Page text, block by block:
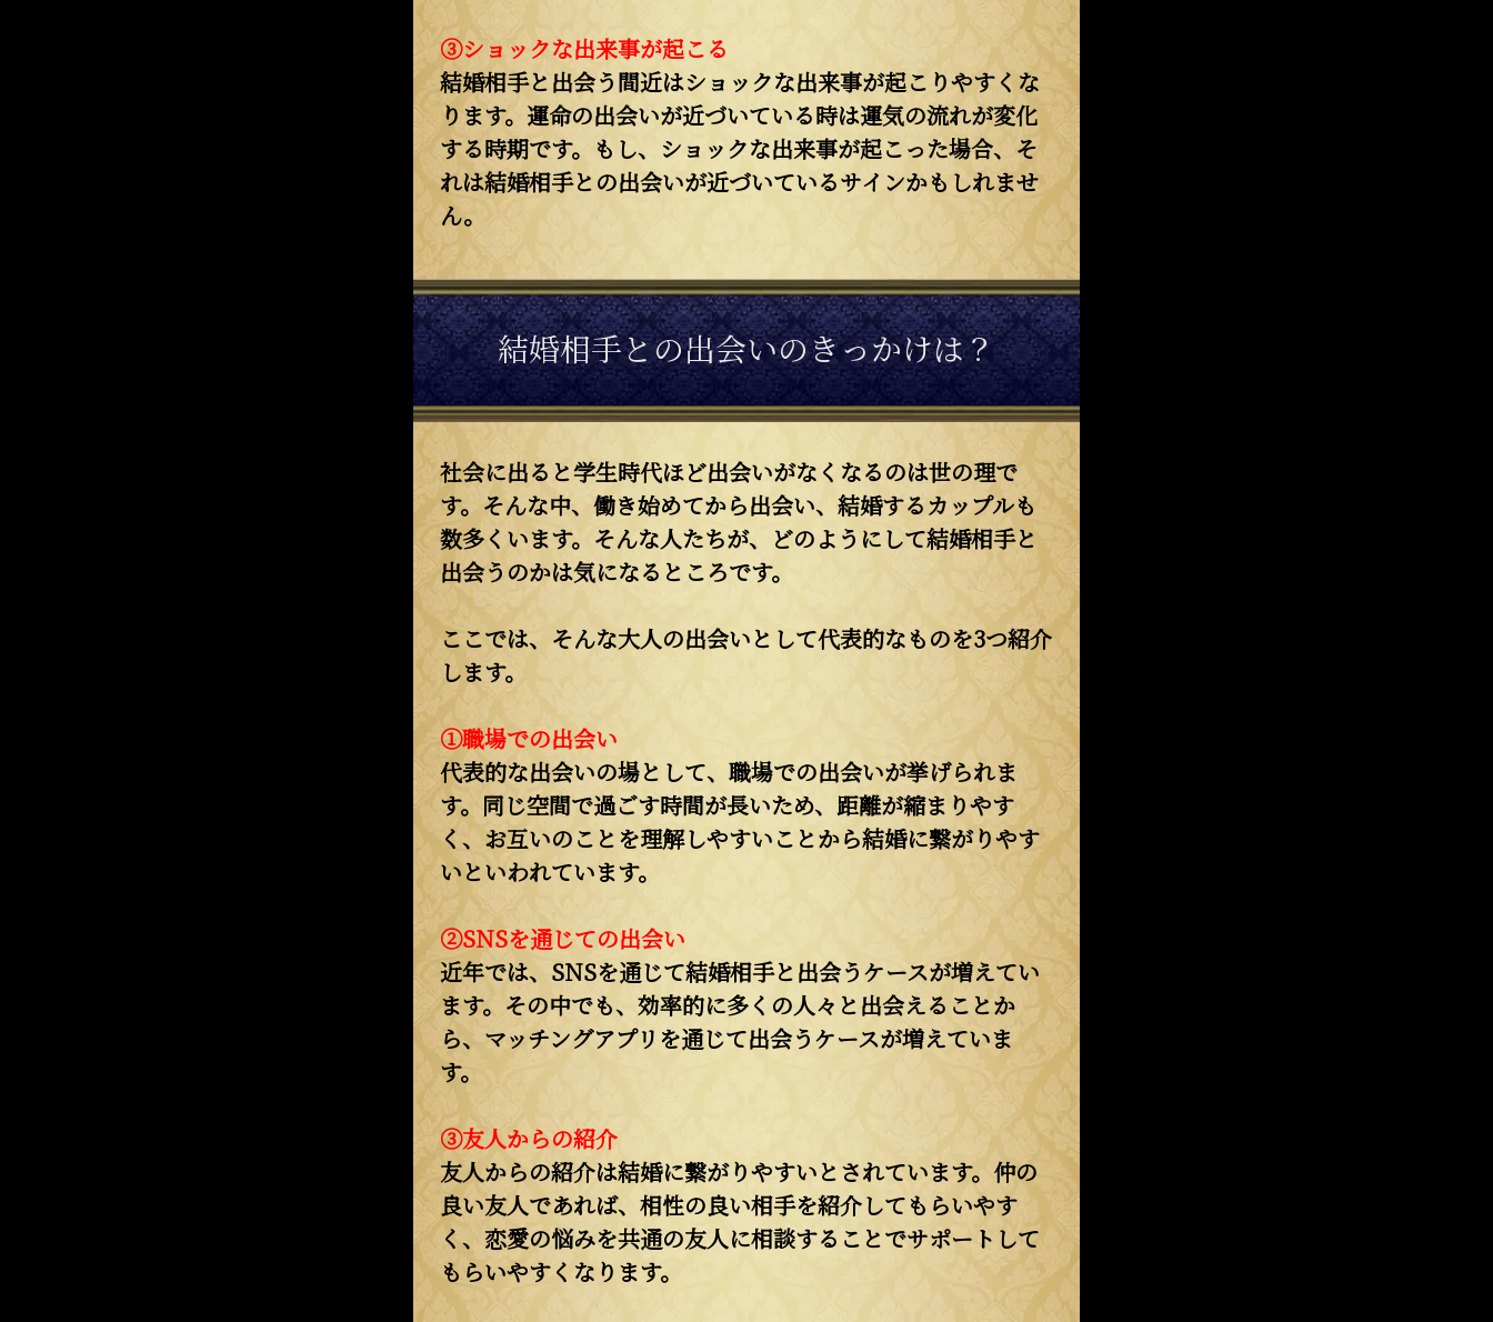
③ショックな出来事が起こる
結婚相手と出会う間近はショックな出来事が起こりやすくな
ります。運命の出会いが近づいている時は運気の流れが変化
する時期です。もし、ショックな出来事が起こった場合、そ
れは結婚相手との出会いが近づいているサインかもしれませ
ん。
結婚相手との出会いのきっかけは？
社会に出ると学生時代ほど出会いがなくなるのは世の理で
す。そんな中、働き始めてから出会い、結婚するカップルも
数多くいます。そんな人たちが、どのようにして結婚相手と
出会うのかは気になるところです。
ここでは、そんな大人の出会いとして代表的なものを3つ紹介
します。
①職場での出会い
代表的な出会いの場として、職場での出会いが挙げられま
す。同じ空間で過ごす時間が長いため、距離が縮まりやす
く、お互いのことを理解しやすいことから結婚に繋がりやす
いといわれています。
②SNSを通じての出会い
近年では、SNSを通じて結婚相手と出会うケースが増えてい
ます。その中でも、効率的に多くの人々と出会えることか
ら、マッチングアプリを通じて出会うケースが増えていま
す。
③友人からの紹介
友人からの紹介は結婚に繋がりやすいとされています。仲の
良い友人であれば、相性の良い相手を紹介してもらいやす
く、恋愛の悩みを共通の友人に相談することでサポートして
もらいやすくなります。